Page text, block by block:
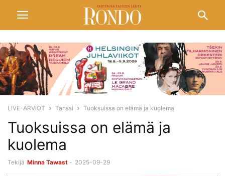
LIVE-ARVIOT Tanssi Tuoksuissa on elämä ja kuolema
Tuoksuissa on elämä ja
kuolema
Tekijä Minna Tawast - 2025-09-29